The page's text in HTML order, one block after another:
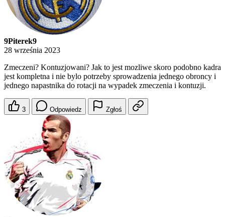
9Piterek9
28 września 2023
Zmeczeni? Kontuzjowani? Jak to jest mozliwe skoro podobno kadra
jest kompletna i nie bylo potrzeby sprowadzenia jednego obroncy i
jednego napastnika do rotacji na wypadek zmeczenia i kontuzji.
3 Odpowiedz Zgłoś